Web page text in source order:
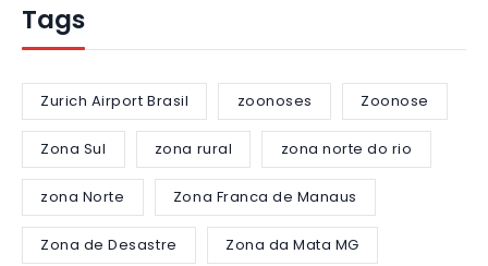
Tags
Zurich Airport Brasil zoonoses Zoonose
Zona Sul zona rural zona norte do rio
zona Norte Zona Franca de Manaus
Zona de Desastre Zona da Mata MG